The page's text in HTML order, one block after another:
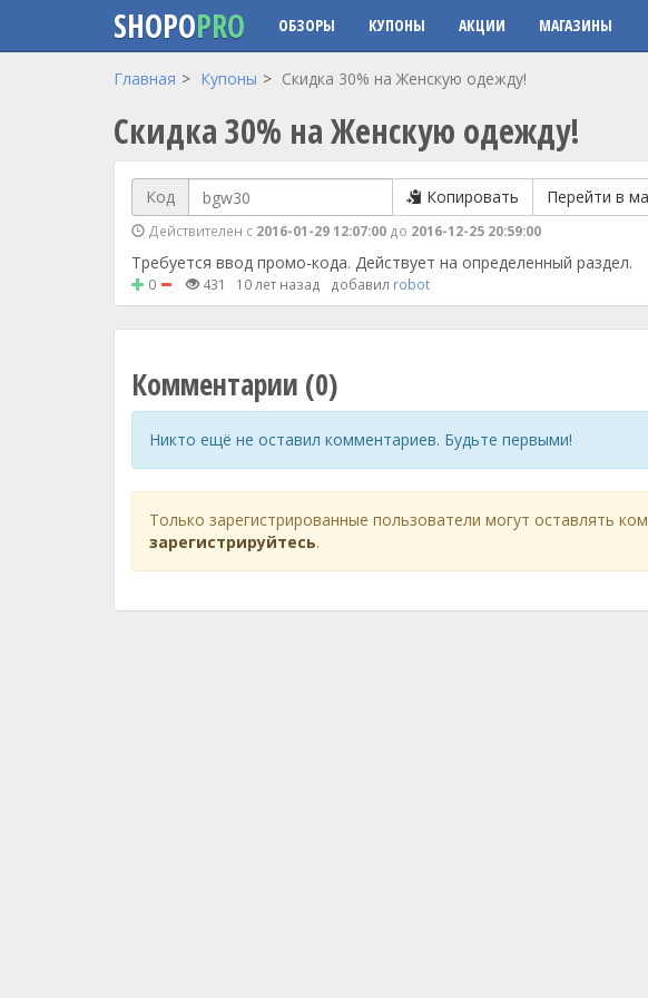
Перейти к основному содержанию
SHOPOPRO ОБЗОРЫ КУПОНЫ АКЦИИ МАГАЗИНЫ
Главная Купоны Скидка 30% на Женскую одежду!
Скидка 30% на Женскую одежду!
Код Копировать Перейти в
Действителен с 2016-01-29 12:07:00 до 2016-12-25 20:59:00
Требуется ввод промо-кода. Действует на определенный раздел.
0 431 10 лет назад добавил robot
Комментарии (0)
Никто ещё не оставил комментариев. Будьте первыми!
Только зарегистрированные пользователи могут оставлять
зарегистрируйтесь.